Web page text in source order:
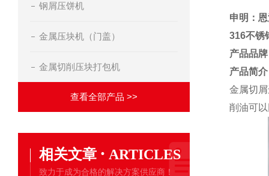
钢屑压饼机
金属压块机（门盖）
金属切削压块打包机
查看全部产品 >>
相关文章 · ARTICLES
致力于成为合格的解决方案供应商！
申明：
316不锈
产品品
产品简
金属切
削油可